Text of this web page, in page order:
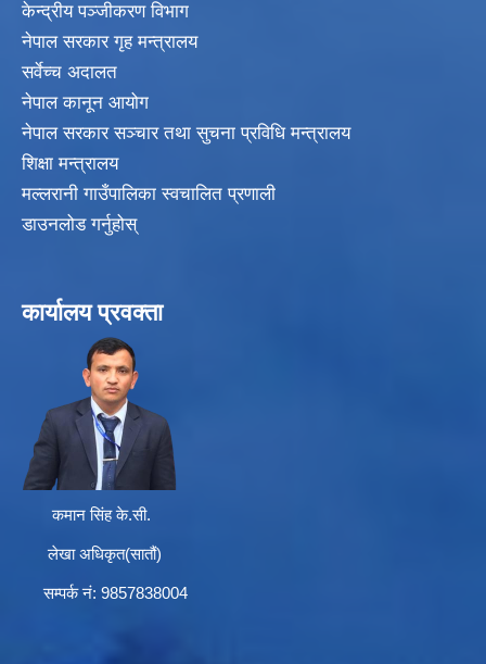
केन्द्रीय पञ्जीकरण विभाग
नेपाल सरकार गृह मन्त्रालय
सर्वेच्च अदालत
नेपाल कानून आयोग
नेपाल सरकार सञ्चार तथा सुचना प्रविधि मन्त्रालय
शिक्षा मन्त्रालय
मल्लरानी गाउँपालिका स्वचालित प्रणाली
डाउनलोड गर्नुहोस्
कार्यालय प्रवक्ता
कमान सिंह के.सी.
लेखा अधिकृत(सातौं)
सम्पर्क न‌ं: 9857838004